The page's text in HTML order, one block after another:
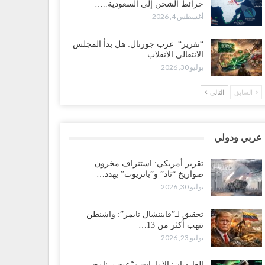
تُصعّد الحصار على اليمنيين.. وقرار بحرمان طلاب
من تعميد الشهادات يشعل غضباً واسعاً..!
يشغل خصومه بمعارك التعيينات.. وتحركات موازية
على ملفات المال والنفط..!
شحنة…
يواجه اتهامات بصفقة نفط سرية مع شركة أمريكية..
برميل يشعل غضب حضرموت..!
مكتب العليمي يقدم استقالته.. والخلافات تعصف
وصراع محتدم على خليفته..!
4, 2026
خرائط الشحن إلى السعودية..…
أغسطس 4, 2026
“تقرير“| عرب جورنال: هل بدأ المجلس
الانتقالي الانقلاب…
يوليو 30, 2026
السابق التالي
عربي ودولي
تقرير أمريكي: استنزاف مخزون
صواريخ “ثاد” و”باتريوت” يهدد…
يوليو 30, 2026
تحقيق لـ”فايننشال تايمز”: واشنطن
تنهب أكثر من 13…
يوليو 23, 2026